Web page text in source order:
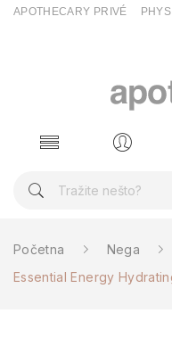
APOTHECARY PRIVÉ
Početna Nega
Essential Energy